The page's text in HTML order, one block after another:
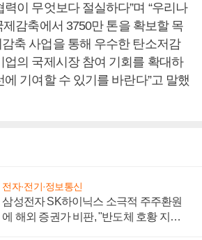
이 무엇보다 절실하다”며 “우리나
감축에서 3750만 톤을 확보할 목
축 사업을 통해 우수한 탄소저감
업의 국제시장 참여 기회를 확대하
기여할 수 있기를 바란다”고 말했
전자·전기·정보통신
삼성전자 SK하이닉스 소극적 주주환원
에 해외 증권가 비판, "반도체 호황 지속